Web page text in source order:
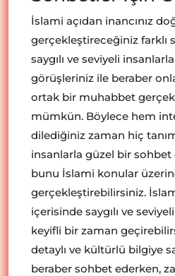
İslami açıdan inancınız
gerçekleştireceğiniz farklı
saygılı ve seviyeli
görüşleriniz ile beraber
ortak bir muhabbet
mümkün. Böylece hem
dilediğiniz zaman hiç
insanlarla güzel bir
bunu İslami konular
gerçekleştirebilirsiniz.
içerisinde saygılı ve
keyifli bir zaman
detaylı ve kültürlü bilgiye
beraber sohbet ederken,